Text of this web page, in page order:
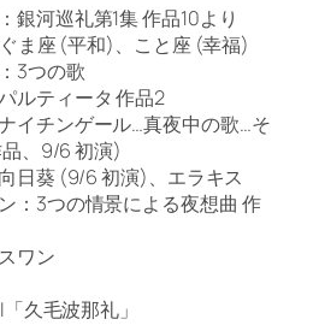
銀河巡礼第1集 作品10より
ま座 (平和)、こと座 (幸福)
3つの歌
ルティータ 作品2
イチンゲール…真夜中の歌…そ
、9/6 初演)
日葵 (9/6 初演)、エラキス
：3つの情景による夜想曲 作
ワン
久毛波那礼」